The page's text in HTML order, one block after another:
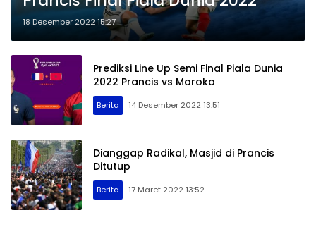
18 Desember 2022 15:27
Prediksi Line Up Semi Final Piala Dunia
2022 Prancis vs Maroko
Berita 14 Desember 2022 13:51
Dianggap Radikal, Masjid di Prancis
Ditutup
Berita 17 Maret 2022 13:52